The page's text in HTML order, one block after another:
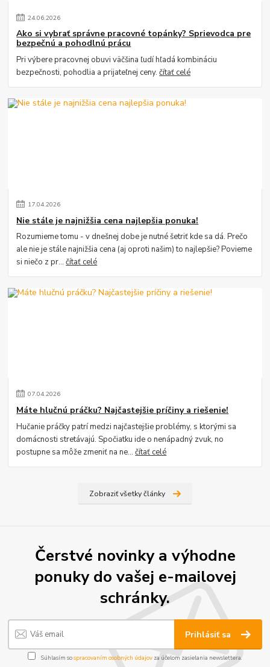
24.06.2026
Ako si vybrať správne pracovné topánky? Sprievodca pre
bezpečnú a pohodlnú prácu
Pri výbere pracovnej obuvi väčšina ľudí hľadá kombináciu
bezpečnosti, pohodlia a prijateľnej ceny.čítať celé
17.04.2026
Nie stále je najnižšia cena najlepšia ponuka!
Rozumieme tomu - v dnešnej dobe je nutné šetriť kde sa dá. Prečo
ale nie je stále najnižšia cena (aj oproti našim) to najlepšie? Povieme
si niečo z pr...čítať celé
07.04.2026
Máte hlučnú práčku? Najčastejšie príčiny a riešenie!
Hučanie práčky patrí medzi najčastejšie problémy, s ktorými sa
domácnosti stretávajú. Spočiatku ide o nenápadný zvuk, no
postupne sa môže zmeniť na ne...čítať celé
Zobraziť všetky články
Čerstvé novinky a výhodne
ponuky do vašej e-mailovej
schránky.
Prihlásiť sa
Súhlasím sospracovaním osobných údajov za účelom zasielania newslettera.